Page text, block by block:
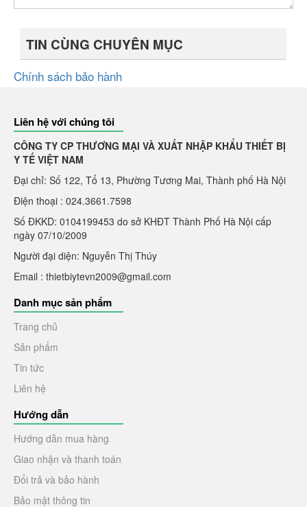
TIN CÙNG CHUYÊN MỤC
Chính sách bảo hành
Liên hệ với chúng tôi
CÔNG TY CP THƯƠNG MẠI VÀ XUẤT NHẬP KHẨU THIẾT BỊ
Y TẾ VIỆT NAM
Đại chỉ: Số 122, Tổ 13, Phường Tương Mai, Thành phố Hà Nội
Điện thoại : 024.3661.7598
Số ĐKKD: 0104199453 do sở KHĐT Thành Phố Hà Nội cấp
ngày 07/10/2009
Người đại diện: Nguyễn Thị Thúy
Email : thietbiytevn2009@gmail.com
Danh mục sản phẩm
Trang chủ
Sản phẩm
Tin tức
Liên hệ
Hướng dẫn
Hướng dẫn mua hàng
Giao nhận và thanh toán
Đổi trả và bảo hành
Bảo mật thông tin